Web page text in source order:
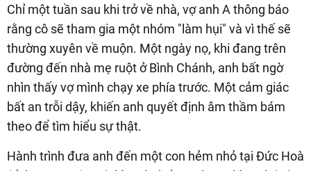
Chỉ một tuần sau khi trở về nhà, vợ anh A thông báo
rằng cô sẽ tham gia một nhóm "làm hụi" và vì thế sẽ
thường xuyên về muộn. Một ngày nọ, khi đang trên
đường đến nhà mẹ ruột ở Bình Chánh, anh bất ngờ
nhìn thấy vợ mình chạy xe phía trước. Một cảm giác
bất an trỗi dậy, khiến anh quyết định âm thầm bám
theo để tìm hiểu sự thật.
Hành trình đưa anh đến một con hẻm nhỏ tại Đức Hoà